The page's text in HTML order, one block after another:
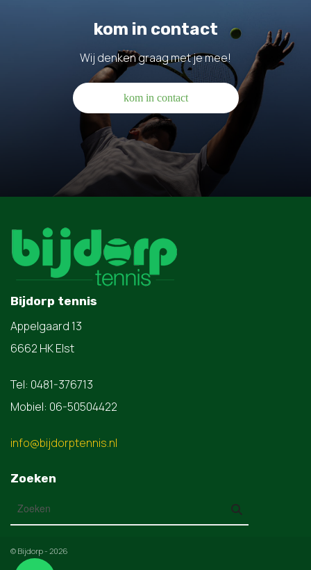
kom in contact
Wij denken graag met je mee!
kom in contact
Bijdorp tennis
Appelgaard 13
6662 HK Elst
Tel: 0481-376713
Mobiel: 06-50504422
info@bijdorptennis.nl
Zoeken
© Bijdorp - 2026